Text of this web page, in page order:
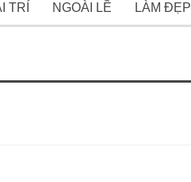
TRÍ NGOÀI LỀ LÀM ĐẸP